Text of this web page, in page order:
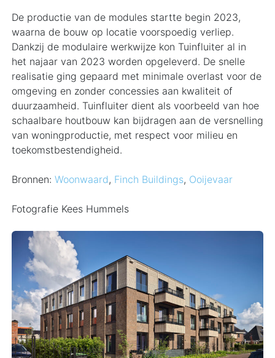
De productie van de modules startte begin 2023,
waarna de bouw op locatie voorspoedig verliep.
Dankzij de modulaire werkwijze kon Tuinfluiter al in
het najaar van 2023 worden opgeleverd. De snelle
realisatie ging gepaard met minimale overlast voor de
omgeving en zonder concessies aan kwaliteit of
duurzaamheid. Tuinfluiter dient als voorbeeld van hoe
schaalbare houtbouw kan bijdragen aan de versnelling
van woningproductie, met respect voor milieu en
toekomstbestendigheid.
Bronnen: Woonwaard, Finch Buildings, Ooijevaar
Fotografie Kees Hummels